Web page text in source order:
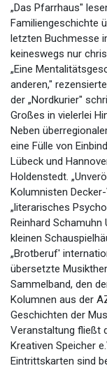
„Das Pfarrhaus"
Familiengeschichte
letzten Buchmesse
keineswegs nur
„Eine
anderen,"
der „Nordkurier"
Großes in vielerlei
Neben
eine Fülle von
Lübeck und
Holdenstedt.
Kolumnisten
„literarisches
Reinhard Schamuhn
kleinen
„Brotberuf'
übersetzte
Sammelband, den
Kolumnen aus der
Geschichten der
Veranstaltung fließt
Kreativen Speicher
Eintrittskarten sind